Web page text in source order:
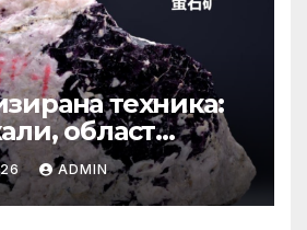
техника:
област
Втора ръка и
цени онлайн от
— Bazar.bg
ADMIN